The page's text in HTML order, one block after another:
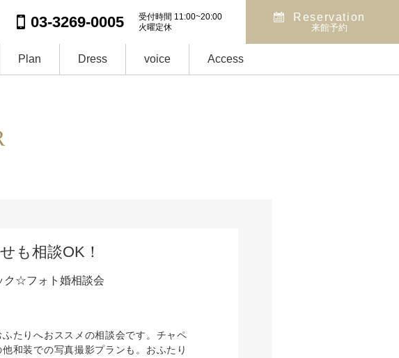
03-3269-0005
受付時間 11:00~20:00
火曜定休
Reservation
来館予約
Plan Dress voice Access
も相談OK！
ク☆フォト婚相談会
たりへおススメの相談会です。チャペ
和装での写真撮影プランも。おふたり